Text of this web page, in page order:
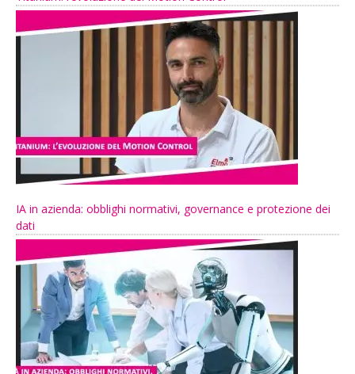
IA in azienda: obblighi normativi, governance e protezione dei
dati